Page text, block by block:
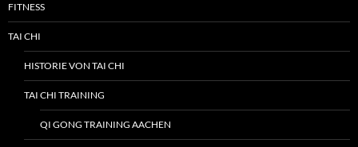
FITNESS
TAI CHI
HISTORIE VON TAI CHI
TAI CHI TRAINING
QI GONG TRAINING AACHEN